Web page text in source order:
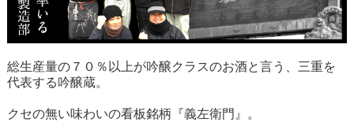
総生産量の７０％以上が吟醸クラスのお酒と言う、三重を
代表する吟醸蔵。
クセの無い味わいの看板銘柄『義左衛門』。